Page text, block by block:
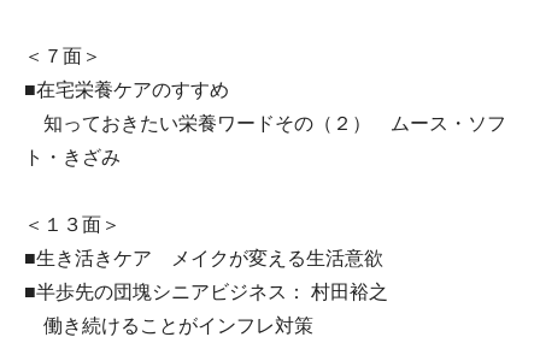
＜７面＞
■在宅栄養ケアのすすめ
知っておきたい栄養ワードその（２） ムース・ソフ
ト・きざみ
＜１３面＞
■生き活きケア メイクが変える生活意欲
■半歩先の団塊シニアビジネス： 村田裕之
働き続けることがインフレ対策